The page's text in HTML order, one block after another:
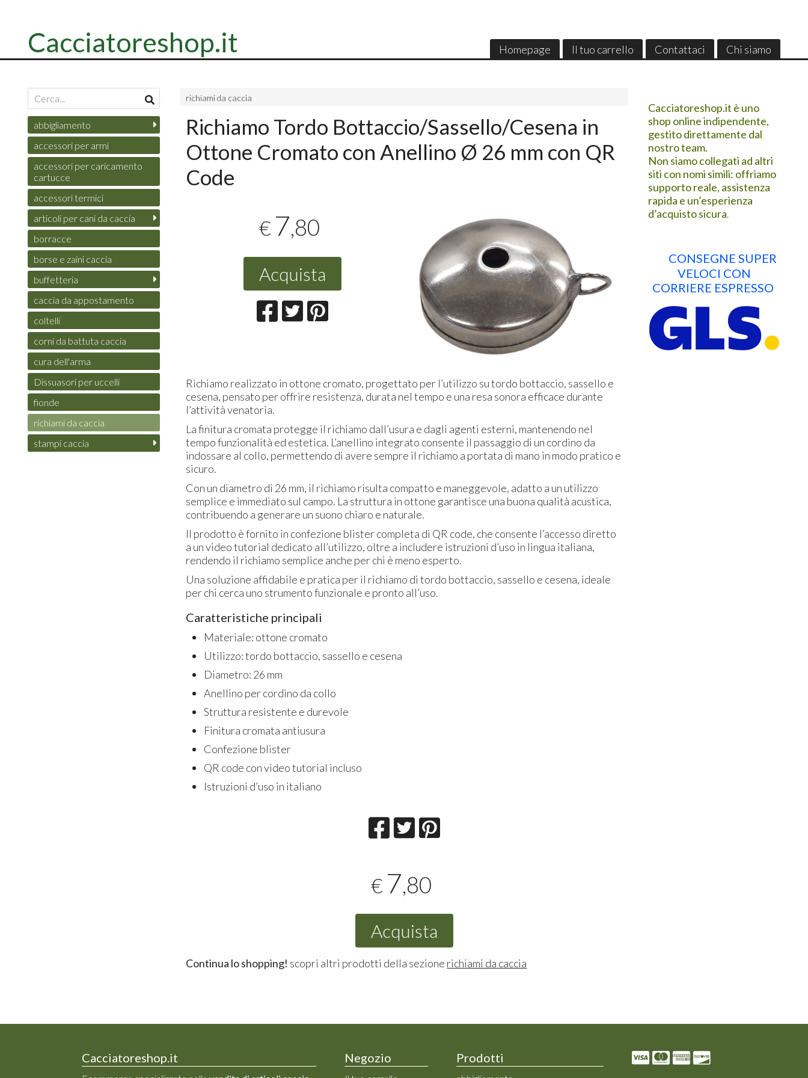
Homepage Il tuo carrello Contattaci Chi siamo
Cacciatoreshop.it
richiami da caccia
Richiamo Tordo Bottaccio/Sassello/Cesena in
Ottone Cromato con Anellino Ø 26 mm con QR
Code
€ 7,80
Acquista
Richiamo realizzato in ottone cromato, progettato per l’utilizzo su tordo bottaccio, sassello e
cesena, pensato per offrire resistenza, durata nel tempo e una resa sonora efficace durante
l’attività venatoria.
La finitura cromata protegge il richiamo dall’usura e dagli agenti esterni, mantenendo nel
tempo funzionalità ed estetica. L’anellino integrato consente il passaggio di un cordino da
indossare al collo, permettendo di avere sempre il richiamo a portata di mano in modo pratico e
sicuro.
Con un diametro di 26 mm, il richiamo risulta compatto e maneggevole, adatto a un utilizzo
semplice e immediato sul campo. La struttura in ottone garantisce una buona qualità acustica,
contribuendo a generare un suono chiaro e naturale.
Il prodotto è fornito in confezione blister completa di QR code, che consente l’accesso diretto
a un video tutorial dedicato all’utilizzo, oltre a includere istruzioni d’uso in lingua italiana,
rendendo il richiamo semplice anche per chi è meno esperto.
Una soluzione affidabile e pratica per il richiamo di tordo bottaccio, sassello e cesena, ideale
per chi cerca uno strumento funzionale e pronto all’uso.
Caratteristiche principali
Materiale: ottone cromato
Utilizzo: tordo bottaccio, sassello e cesena
Diametro: 26 mm
Anellino per cordino da collo
Struttura resistente e durevole
Finitura cromata antiusura
Confezione blister
QR code con video tutorial incluso
Istruzioni d’uso in italiano
€ 7,80
Acquista
Continua lo shopping! scopri altri prodotti della sezione richiami da caccia
abbigliamento
accessori per armi
accessori per caricamento
cartucce
accessori termici
articoli per cani da caccia
borracce
borse e zaini caccia
buffetteria
caccia da appostamento
coltelli
corni da battuta caccia
cura dell'arma
Dissuasori per uccelli
fionde
richiami da caccia
stampi caccia
Cacciatoreshop.it è uno
shop online indipendente,
gestito direttamente dal
nostro team.
Non siamo collegati ad altri
siti con nomi simili: offriamo
supporto reale, assistenza
rapida e un’esperienza
d’acquisto sicura.
CONSEGNE SUPER
VELOCI CON
CORRIERE ESPRESSO
Cacciatoreshop.it Negozio Prodotti